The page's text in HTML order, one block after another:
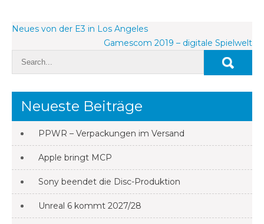
Beitragsnavigation
Neues von der E3 in Los Angeles
Gamescom 2019 – digitale Spielwelt
Neueste Beiträge
PPWR – Verpackungen im Versand
Apple bringt MCP
Sony beendet die Disc-Produktion
Unreal 6 kommt 2027/28